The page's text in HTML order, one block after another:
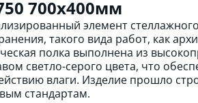
700х400мм
элемент
такого вида работ, как
полка выполнена из
светло-серого цвета, что
влаги. Изделие прошло
стандартам.